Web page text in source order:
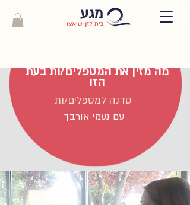
מה מזין את המטפלים/ות בעת
הזו
עם נעמי אורבך
סדנה למטפלים/ות